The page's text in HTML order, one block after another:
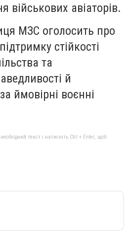
військових авіаторів.
МЗС оголосить про
стійкості
та
й
ймовірні воєнні
текст і натисніть Ctrl + Enter, щоб